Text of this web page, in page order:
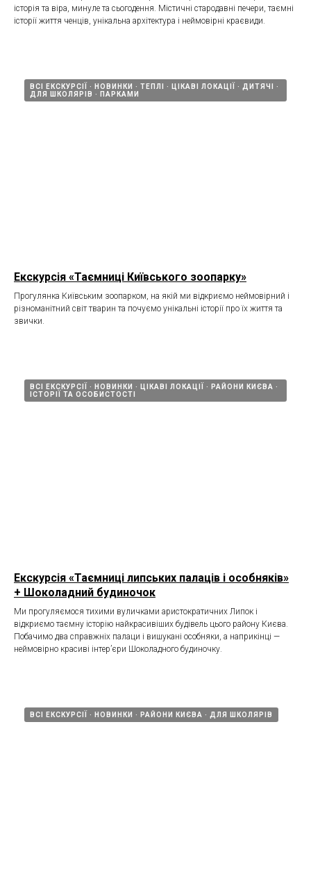
історія та віра, минуле та сьогодення. Містичні стародавні печери, таємні
історії життя ченців, унікальна архітектура і неймовірні краєвиди.
ВСІ ЕКСКУРСІЇ НОВИНКИ ТЕПЛІ ЦІКАВІ ЛОКАЦІЇ
ДИТЯЧІ
ДЛЯ ШКОЛЯРІВ
ПАРКАМИ
Екскурсія «Таємниці Київського зоопарку»
Прогулянка Київським зоопарком, на якій ми відкриємо неймовірний і
різноманітний світ тварин та почуємо унікальні історії про їх життя та
звички.
ВСІ ЕКСКУРСІЇ НОВИНКИ ЦІКАВІ ЛОКАЦІЇ
РАЙОНИ КИЄВА
ІСТОРІЇ ТА ОСОБИСТОСТІ
Екскурсія «Таємниці липських палаців і особняків»
+ Шоколадний будиночок
Ми прогуляємося тихими вуличками аристократичних Липок і
відкриємо таємну історію найкрасивіших будівель цього району Києва.
Побачимо два справжніх палаци і вишукані особняки, а наприкінці —
неймовірно красиві інтер’єри Шоколадного будиночку.
ВСІ ЕКСКУРСІЇ НОВИНКИ РАЙОНИ КИЄВА ДЛЯ ШКОЛЯРІВ